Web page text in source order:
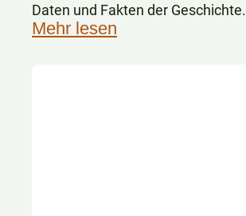
Daten und Fakten der Geschichte.
Mehr lesen